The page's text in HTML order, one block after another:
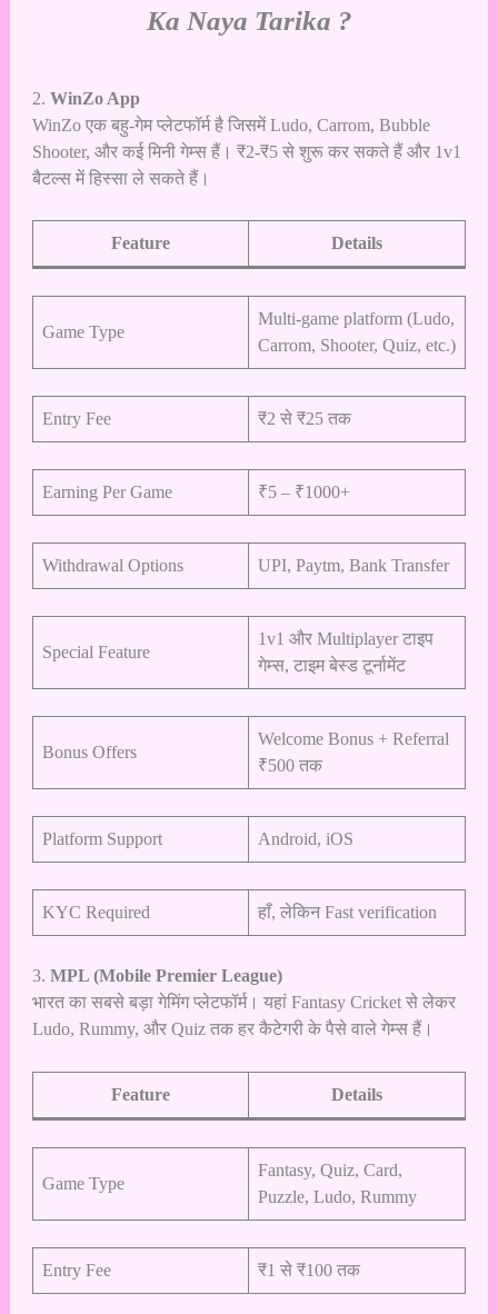
Ka Naya Tarika ?
2. WinZo App
WinZo एक बहु-गेम प्लेटफॉर्म है जिसमें Ludo, Carrom, Bubble
Shooter, और कई मिनी गेम्स हैं। ₹2-₹5 से शुरू कर सकते हैं और 1v1
बैटल्स में हिस्सा ले सकते हैं।
Feature Details
Game Type
Multi-game platform (Ludo,
Carrom, Shooter, Quiz, etc.)
Entry Fee ₹2 से ₹25 तक
Earning Per Game ₹5 – ₹1000+
Withdrawal Options UPI, Paytm, Bank Transfer
Special Feature
1v1 और Multiplayer टाइप
गेम्स, टाइम बेस्ड टूर्नामेंट
Bonus Offers
Welcome Bonus + Referral
₹500 तक
Platform Support Android, iOS
KYC Required हाँ, लेकिन Fast verification
3. MPL (Mobile Premier League)
भारत का सबसे बड़ा गेमिंग प्लेटफॉर्म। यहां Fantasy Cricket से लेकर
Ludo, Rummy, और Quiz तक हर कैटेगरी के पैसे वाले गेम्स हैं।
Feature Details
Game Type
Fantasy, Quiz, Card,
Puzzle, Ludo, Rummy
Entry Fee ₹1 से ₹100 तक